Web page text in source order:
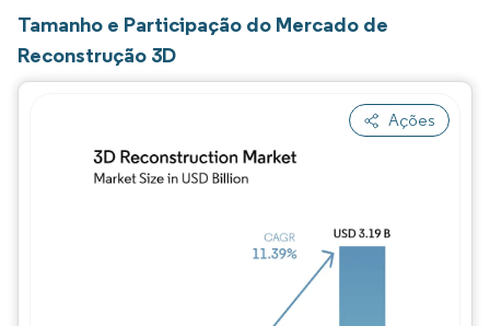
Tamanho e Participação do Mercado de
Reconstrução 3D
Ações